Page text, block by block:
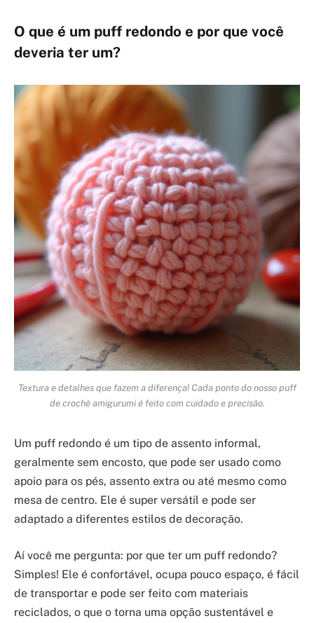
O que é um puff redondo e por que você
deveria ter um?
Textura e detalhes que fazem a diferença! Cada ponto do nosso puff
de crochê amigurumi é feito com cuidado e precisão.
Um puff redondo é um tipo de assento informal,
geralmente sem encosto, que pode ser usado como
apoio para os pés, assento extra ou até mesmo como
mesa de centro. Ele é super versátil e pode ser
adaptado a diferentes estilos de decoração.
Aí você me pergunta: por que ter um puff redondo?
Simples! Ele é confortável, ocupa pouco espaço, é fácil
de transportar e pode ser feito com materiais
reciclados, o que o torna uma opção sustentável e